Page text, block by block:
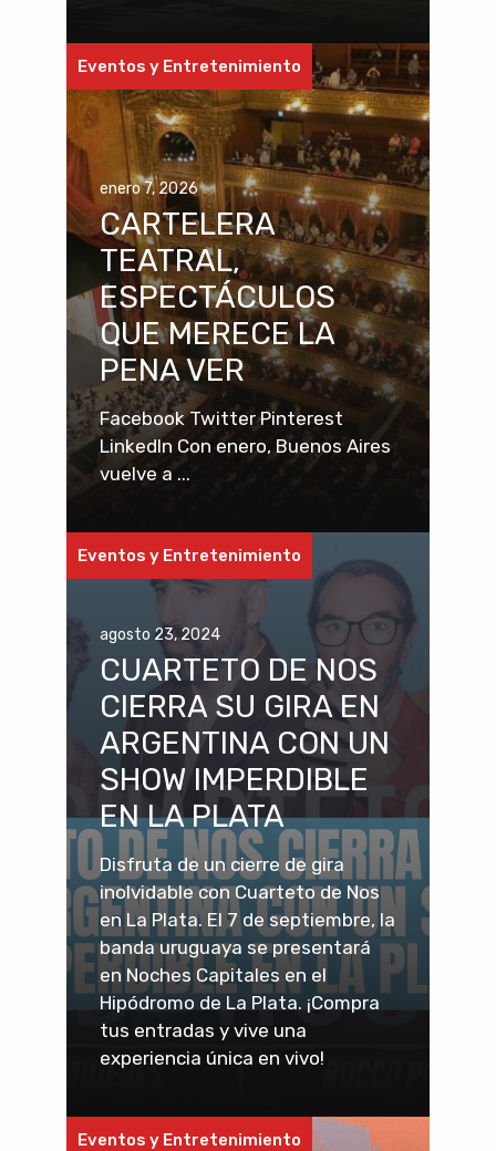
Eventos y Entretenimiento
enero 7, 2026
CARTELERA
TEATRAL,
ESPECTÁCULOS
QUE MERECE LA
PENA VER
Facebook Twitter Pinterest
LinkedIn Con enero, Buenos Aires
vuelve a ...
Eventos y Entretenimiento
agosto 23, 2024
CUARTETO DE NOS
CIERRA SU GIRA EN
ARGENTINA CON UN
SHOW IMPERDIBLE
EN LA PLATA
Disfruta de un cierre de gira
inolvidable con Cuarteto de Nos
en La Plata. El 7 de septiembre, la
banda uruguaya se presentará
en Noches Capitales en el
Hipódromo de La Plata. ¡Compra
tus entradas y vive una
experiencia única en vivo!
Eventos y Entretenimiento